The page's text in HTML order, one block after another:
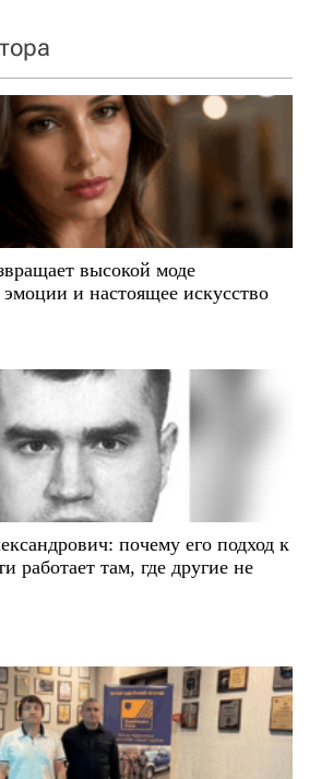
высокой моде
и настоящее искусство
почему его подход к
работает там, где другие не